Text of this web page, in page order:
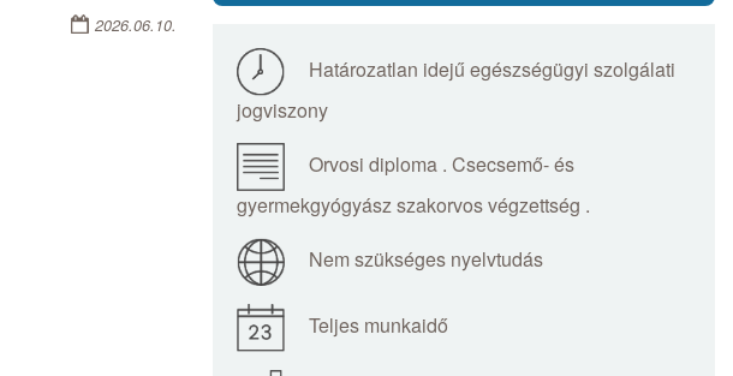
2026.06.10.
Határozatlan idejű egészségügyi szolgálati
jogviszony
Orvosi diploma . Csecsemő- és
gyermekgyógyász szakorvos végzettség .
Nem szükséges nyelvtudás
Teljes munkaidő